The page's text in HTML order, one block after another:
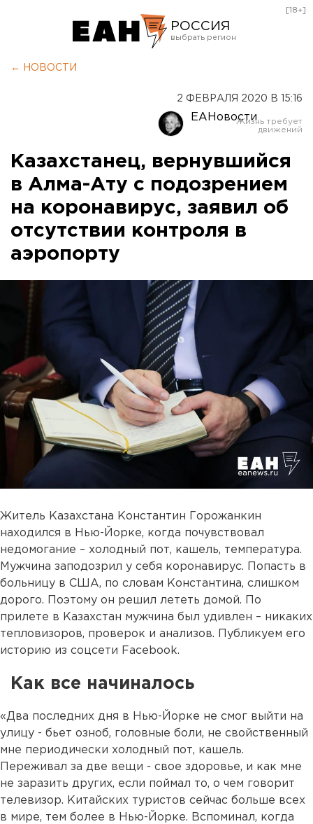
РОССИЯ
Оренбург
[18+]
← НОВОСТИ
2 ФЕВРАЛЯ 2020 В 15:16
ЕАНовости
Казахстанец, вернувшийся
в Алма-Ату с подозрением
на коронавирус, заявил об
отсутствии контроля в
аэропорту
Житель Казахстана Константин Горожанкин
находился в Нью-Йорке, когда почувствовал
недомогание – холодный пот, кашель, температура.
Мужчина заподозрил у себя коронавирус. Попасть в
больницу в США, по словам Константина, слишком
дорого. Поэтому он решил лететь домой. По
прилете в Казахстан мужчина был удивлен – никаких
тепловизоров, проверок и анализов. Публикуем его
историю из соцсети Facebook.
Как все начиналось
«Два последних дня в Нью-Йорке не смог выйти на
улицу - бьет озноб, головные боли, не свойственный
мне периодически холодный пот, кашель.
Переживал за две вещи - свое здоровье, и как мне
не заразить других, если поймал то, о чем говорит
телевизор. Китайских туристов сейчас больше всех
в мире, тем более в Нью-Йорке. Вспоминал, когда